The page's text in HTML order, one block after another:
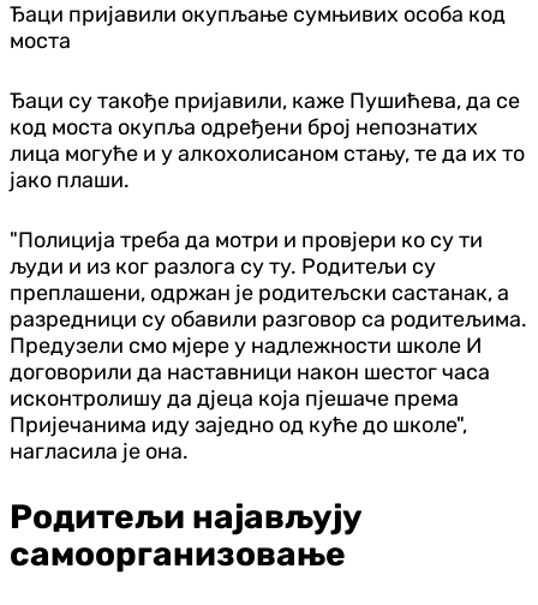
Ђаци пријавили окупљање сумњивих особа код
моста
Ђаци су такође пријавили, каже Пушићева, да се
код моста окупља одређени број непознатих
лица могуће и у алкохолисаном стању, те да их то
јако плаши.
"Полиција треба да мотри и провјери ко су ти
људи и из ког разлога су ту. Родитељи су
преплашени, одржан је родитељски састанак, а
разредници су обавили разговор са родитељима.
Предузели смо мјере у надлежности школе И
договорили да наставници након шестог часа
исконтролишу да дјеца која пјешаче према
Пријечанима иду заједно од куће до школе",
нагласила је она.
Родитељи најављују
самоорганизовање